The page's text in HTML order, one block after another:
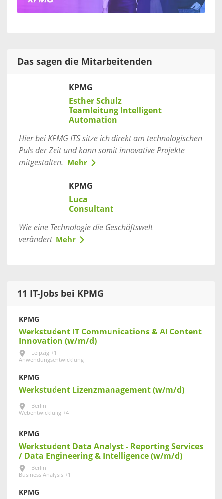
Das sagen die Mitarbeitenden
KPMG
Esther Schulz
Teamleitung Intelligent
Automation
Hier bei KPMG ITS sitze ich direkt am technologischen
Puls der Zeit und kann somit innovative Projekte
mitgestalten.
Mehr
KPMG
Luca
Consultant
Wie eine Technologie die Geschäftswelt
verändert
Mehr
11 IT-Jobs bei KPMG
KPMG
Werkstudent IT Communications & AI Content
Innovation (w/m/d)
Leipzig +1
Anwendungsentwicklung
KPMG
Werkstudent Lizenzmanagement (w/m/d)
Berlin
Webentwicklung +4
KPMG
Werkstudent Data Analyst - Reporting Services
/ Data Engineering & Intelligence (w/m/d)
Berlin
Business Analysis +1
KPMG